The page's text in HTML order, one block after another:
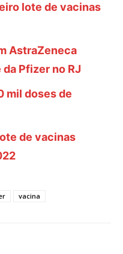
lote de vacinas
AstraZeneca
Pfizer no RJ
mil doses de
de vacinas
vacina